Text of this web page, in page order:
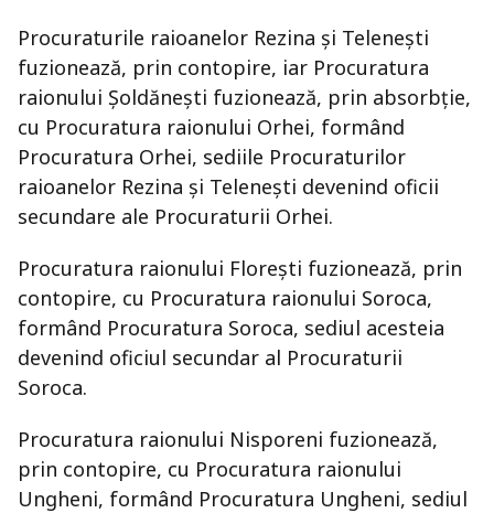
Procuraturile raioanelor Rezina și Telenești
fuzionează, prin contopire, iar Procuratura
raionului Șoldănești fuzionează, prin absorbție,
cu Procuratura raionului Orhei, formând
Procuratura Orhei, sediile Procuraturilor
raioanelor Rezina și Telenești devenind oficii
secundare ale Procuraturii Orhei.
Procuratura raionului Florești fuzionează, prin
contopire, cu Procuratura raionului Soroca,
formând Procuratura Soroca, sediul acesteia
devenind oficiul secundar al Procuraturii
Soroca.
Procuratura raionului Nisporeni fuzionează,
prin contopire, cu Procuratura raionului
Ungheni, formând Procuratura Ungheni, sediul